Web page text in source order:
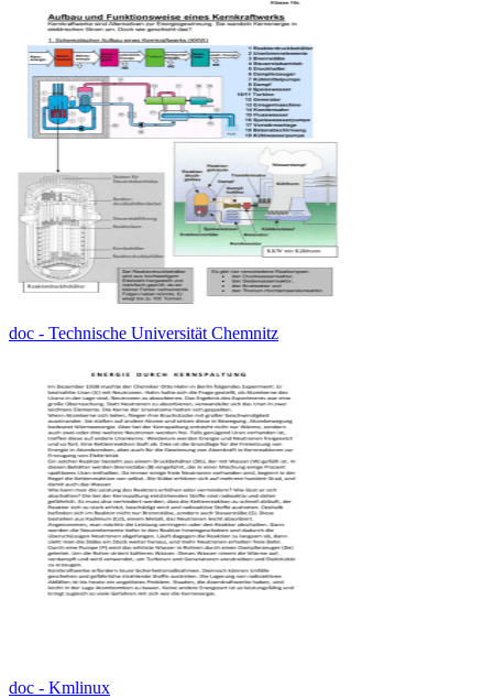
doc - Technische Universität Chemnitz
doc - Kmlinux